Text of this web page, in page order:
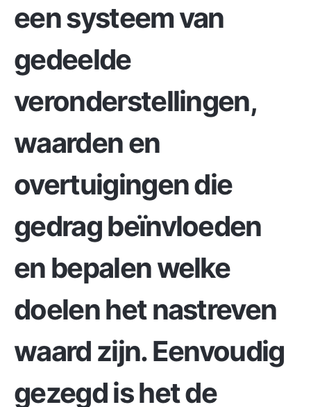
een systeem van
gedeelde
veronderstellingen,
waarden en
overtuigingen die
gedrag beïnvloeden
en bepalen welke
doelen het nastreven
waard zijn. Eenvoudig
gezegd is het de